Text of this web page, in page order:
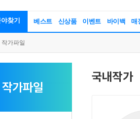
찾기 베스트 신상품 이벤트 바이백 매
작가파일
작가파일
국내작가